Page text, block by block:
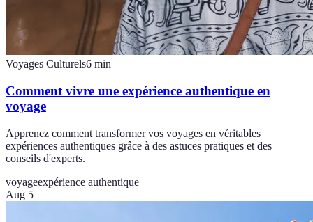
Voyages Culturels6 min
Comment vivre une expérience authentique en
voyage
Apprenez comment transformer vos voyages en véritables
expériences authentiques grâce à des astuces pratiques et des
conseils d'experts.
voyageexpérience authentique
Aug 5